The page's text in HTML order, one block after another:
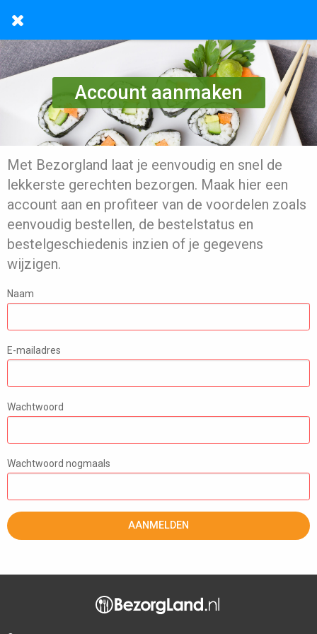
Account aanmaken
Met Bezorgland laat je eenvoudig en snel de
lekkerste gerechten bezorgen. Maak hier een
account aan en profiteer van de voordelen zoals
eenvoudig bestellen, de bestelstatus en
bestelgeschiedenis inzien of je gegevens
wijzigen.
Naam
E-mailadres
Wachtwoord
Wachtwoord nogmaals
AANMELDEN